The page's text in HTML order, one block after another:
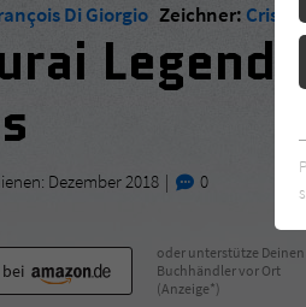
Di Giorgio Zeichner:
Dezember 2018 0
oder unterstütze Deinen
Buchhändler vor Ort
(Anzeige*)